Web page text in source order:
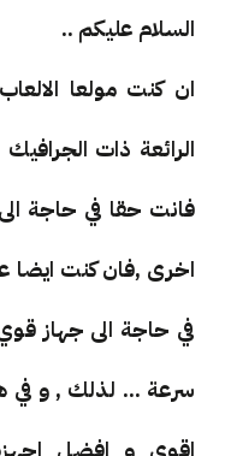
السلام عليكم ..
ان كنت مولعا
الرائعة ذات
اخرى ,فان كنت ايضا
في حاجة الى جهاز
سرعة ... لذلك , و